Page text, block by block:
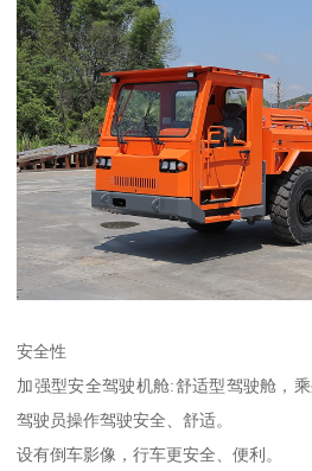
安全性
加强型安全驾驶机舱:舒适型驾驶舱，
驾驶员操作驾驶安全、舒适。
设有倒车影像，行车更安全、便利。